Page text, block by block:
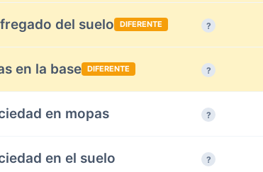
del suelo DIFERENTE ?
en la base DIFERENTE ?
en mopas ?
en el suelo ?